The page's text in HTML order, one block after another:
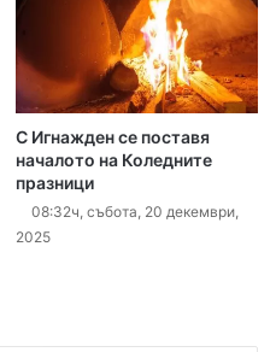
С Игнажден се поставя
началото на Коледните
празници
08:32ч, събота, 20 декември,
2025